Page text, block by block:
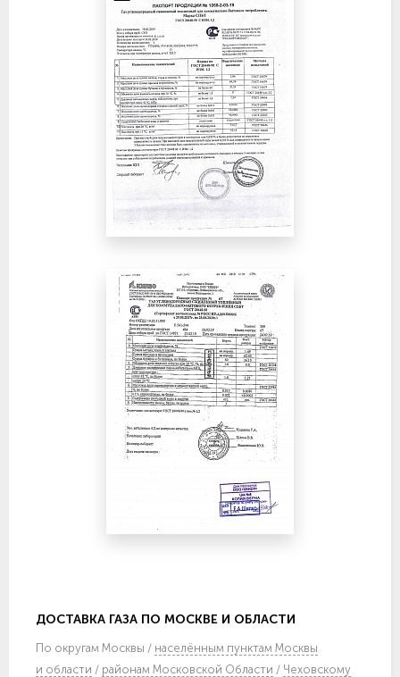
ДОСТАВКА ГАЗА ПО МОСКВЕ И ОБЛАСТИ
По округам Москвы / населённым пунктам Москвы
и области / районам Московской Области / Чеховскому